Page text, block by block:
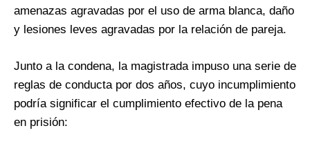
amenazas agravadas por el uso de arma blanca, daño
y lesiones leves agravadas por la relación de pareja.
Junto a la condena, la magistrada impuso una serie de
reglas de conducta por dos años, cuyo incumplimiento
podría significar el cumplimiento efectivo de la pena
en prisión: